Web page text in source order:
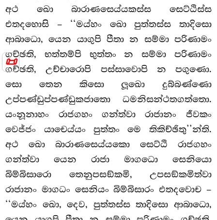
📜
අථ ඛො බාරාණසෙය්යකස්ස සෙට්ඨිස්ස
එතදහොසි – ‘‘මය්හං ඛො පුත්තස්ස තාදිසො
ආබාධො, යෙන යාගුපි පීතා න සම්මා පරිණාමං
ගච්ඡති, භත්තම්පි භුත්තං න සම්මා පරිණාමං
ගච්ඡති, උච්චාරොපි පස්සාවොපි න පගුණො.
සො තෙන කිසො ලූඛො දුබ්බණ්ණො
උප්පණ්ඩුප්පණ්ඩුකජාතො ධමනිසන්ථතගත්තො.
යංනූනාහං රාජගහං ගන්ත්වා රාජානං ජීවකං
වෙජ්ජං යාචෙය්යං පුත්තං මෙ තිකිච්ඡිතු’’න්ති.
අථ ඛො බාරාණසෙය්යකො සෙට්ඨි රාජගහං
ගන්ත්වා යෙන රාජා මාගධො සෙනියො
බිම්බිසාරො තෙනුපසඞ්කමි, උපසඞ්කමිත්වා
රාජානං මාගධං සෙනියං බිම්බිසාරං එතදවොච –
‘‘මය්හං ඛො, දෙව, පුත්තස්ස තාදිසො ආබාධො,